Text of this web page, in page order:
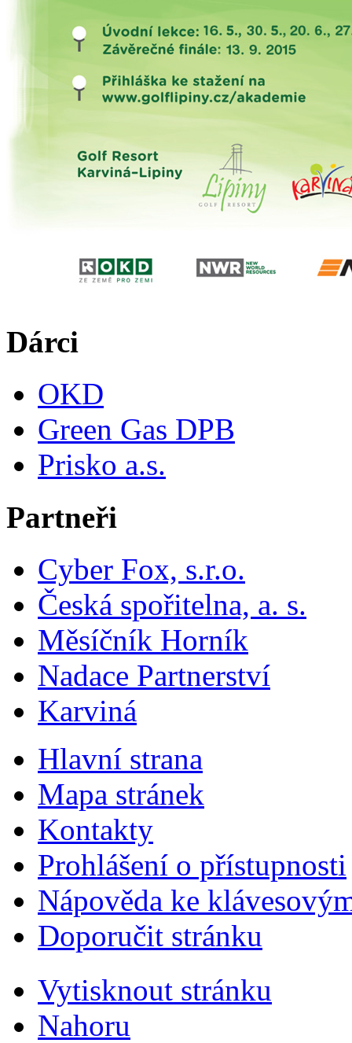
Dárci
OKD
Green Gas DPB
Prisko a.s.
Partneři
Cyber Fox, s.r.o.
Česká spořitelna, a. s.
Měsíčník Horník
Nadace Partnerství
Karviná
Hlavní strana
Mapa stránek
Kontakty
Prohlášení o přístupnosti
Nápověda ke
Doporučit stránku
Vytisknout stránku
Nahoru